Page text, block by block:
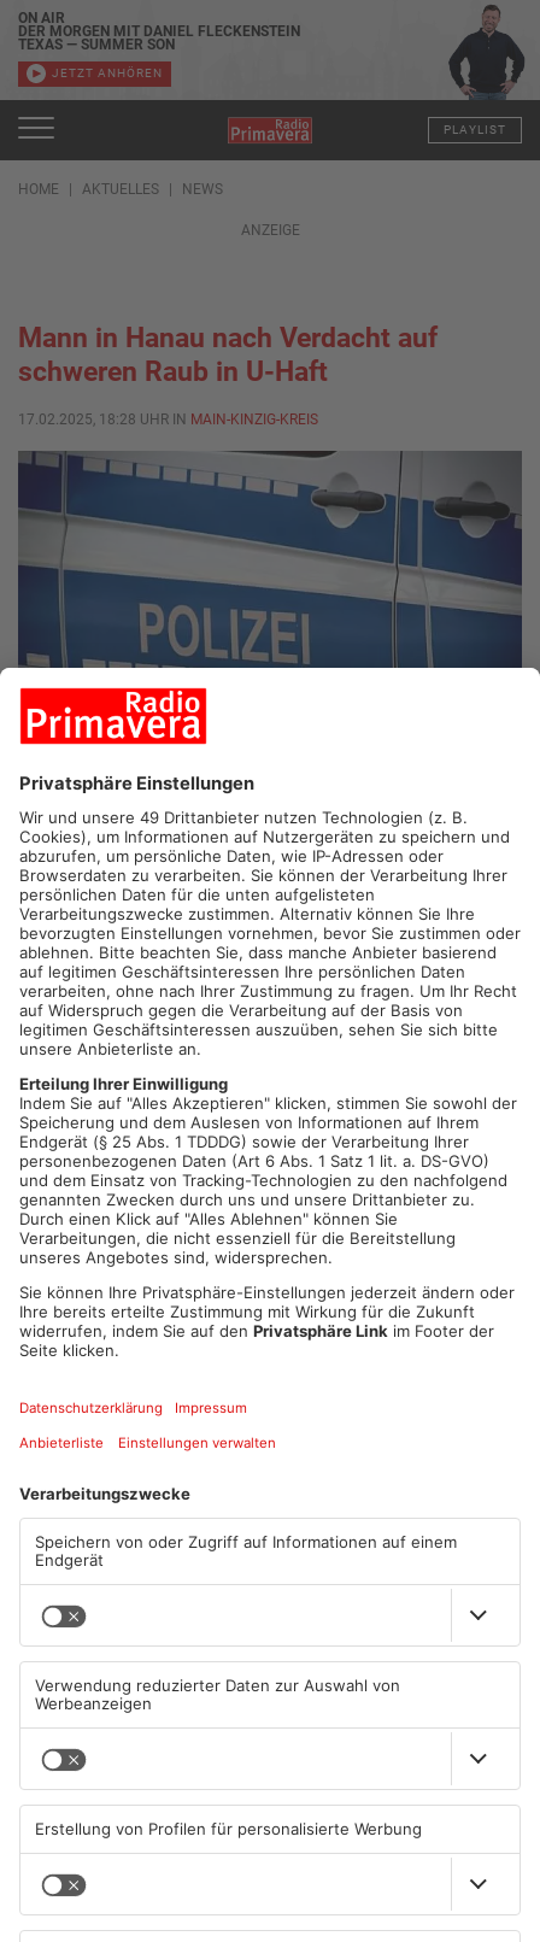
ON AIR
DER MORGEN MIT DANIEL FLECKENSTEIN
TEXAS — SUMMER SON
JETZT ANHÖREN
PLAYLIST
HOME AKTUELLES NEWS
ANZEIGE
Mann in Hanau nach Verdacht auf
schweren Raub in U-Haft
17.02.2025, 18:28 UHR IN MAIN-KINZIG-KREIS
HANAU.In Hanau wurde ein Mann in seiner eigenen Wohnung
mit einem Messer bedroht. Nur dank eines wachsamen
Nachbarn konnte Schlimmeres verhindert werden. Nach ersten
Informationen sollen ein 30-Jähriger und ein bisher
unbekannter Mittäter in die Wohnung eingedrungen sein. Dort
bedrohten sie das Opfer mit einem Messer und entrissen ihm
eine Umhängetasche, wie die Polizei mitteilte. Durch den Anruf
des Nachbarn konnte ein Täter gefasst werden. Er wurde
inzwischen von einem Haftrichter in Untersuchungshaft
geschickt.
Artikel teilen
ANZEIGE
Mehr aus Main-
Kinzig-Kreis
Großkrotzenburger Randale-
Pfauen noch nicht
KINZIG-KREIS
Mann schießt in Neuberg mit
07.08.2026, 07:12 UHR IN MAIN-
KINZIG-KREIS